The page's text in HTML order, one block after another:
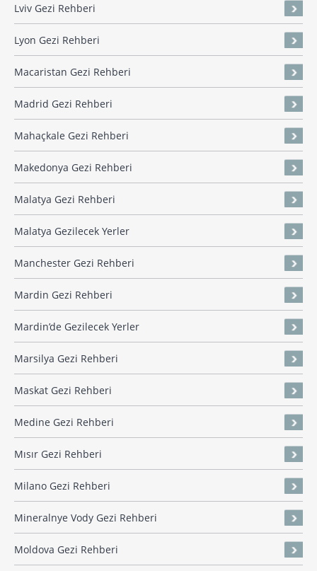
Lviv Gezi Rehberi
Lyon Gezi Rehberi
Macaristan Gezi Rehberi
Madrid Gezi Rehberi
Mahaçkale Gezi Rehberi
Makedonya Gezi Rehberi
Malatya Gezi Rehberi
Malatya Gezilecek Yerler
Manchester Gezi Rehberi
Mardin Gezi Rehberi
Mardin’de Gezilecek Yerler
Marsilya Gezi Rehberi
Maskat Gezi Rehberi
Medine Gezi Rehberi
Mısır Gezi Rehberi
Milano Gezi Rehberi
Mineralnye Vody Gezi Rehberi
Moldova Gezi Rehberi